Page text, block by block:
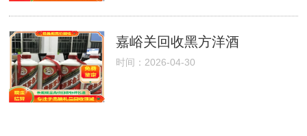
嘉峪关回收黑方洋酒
时间：2026-04-30